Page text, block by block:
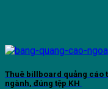
Thuê billboard quảng cáo
ngành, đúng tệp KH